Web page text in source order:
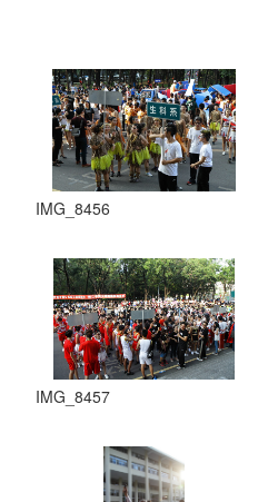
IMG_8456
IMG_8457